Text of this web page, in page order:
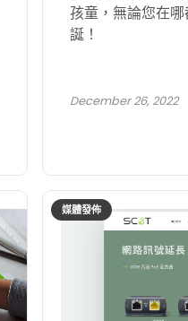
孩童，無論您在
誕！
December 26, 2022
媒體發佈